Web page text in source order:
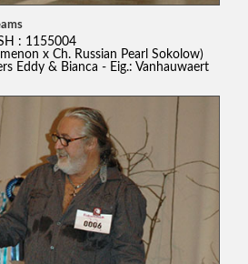
: 1155004
x Ch. Russian Pearl Sokolow)
Eddy & Bianca - Eig.: Vanhauwaert